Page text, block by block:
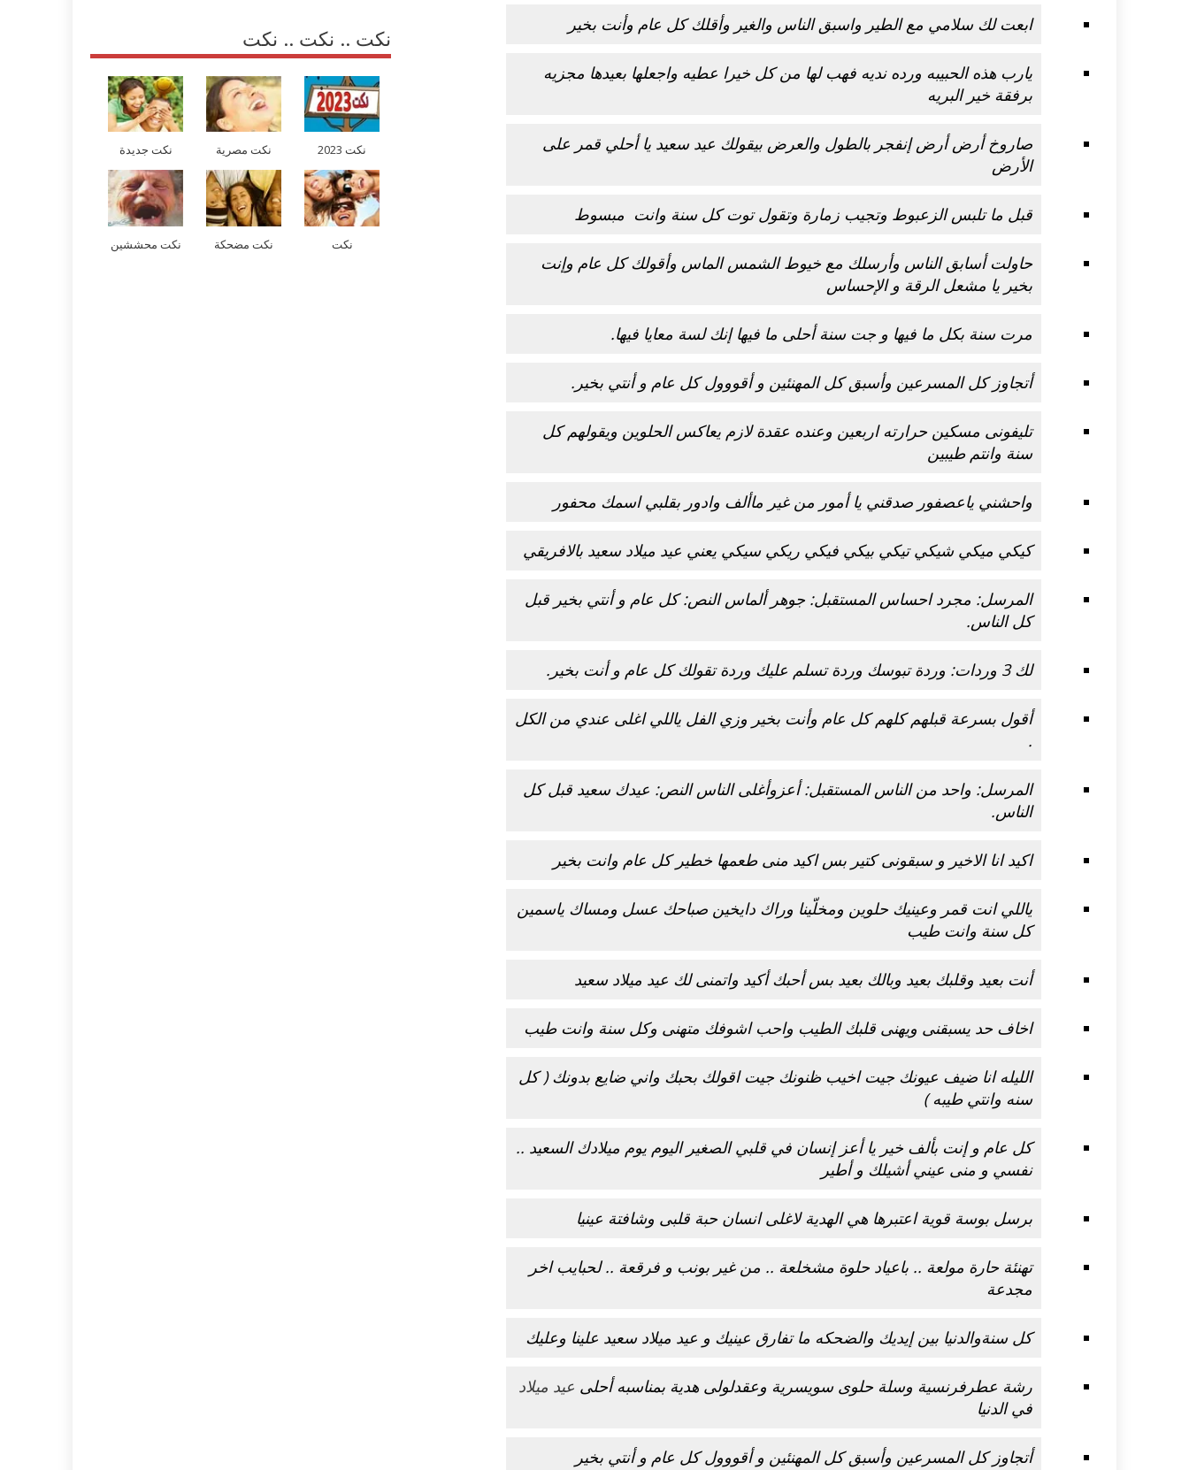
ابعت لك سلامي مع الطير واسبق الناس والغير وأقلك كل عام وأنت بخير
يارب هذه الحبيبه ورده نديه فهب لها من كل خيرا عطيه واجعلها بعيدها مجزيه
برفقة خير البريه
صاروخ أرض أرض إنفجر بالطول والعرض بيقولك عيد سعيد يا أحلي قمر على
الأرض
قبل ما تلبس الزعبوط وتجيب زمارة وتقول توت كل سنة وانت مبسوط
حاولت أسابق الناس وأرسلك مع خيوط الشمس الماس وأقولك كل عام وإنت
بخير يا مشعل الرقة و الإحساس
مرت سنة بكل ما فيها و جت سنة أحلى ما فيها إنك لسة معايا فيها.
أتجاوز كل المسرعين وأسبق كل المهنئين و أقووول كل عام و أنتي بخير.
تليفونى مسكين حرارته اربعين وعنده عقدة لازم يعاكس الحلوين ويقولهم كل
سنة وانتم طيبين
واحشني ياعصفور صدقني يا أمور من غير ماألف وادور بقلبي اسمك محفور
كيكي ميكي شيكي تيكي بيكي فيكي ريكي سيكي يعني عيد ميلاد سعيد بالافريقي
المرسل: مجرد احساس المستقبل: جوهر ألماس النص: كل عام و أنتي بخير قبل
كل الناس.
لك 3 وردات: وردة تبوسك وردة تسلم عليك وردة تقولك كل عام و أنت بخير.
أقول بسرعة قبلهم كلهم كل عام وأنت بخير وزي الفل ياللي اغلى عندي من الكل
.
المرسل: واحد من الناس المستقبل: أعزوأغلى الناس النص: عيدك سعيد قبل كل
الناس.
اكيد انا الاخير و سبقونى كتير بس اكيد منى طعمها خطير كل عام وانت بخير
ياللي انت قمر وعينيك حلوين ومخلّينا وراك دايخين صباحك عسل ومساك ياسمين
كل سنة وانت طيب
أنت بعيد وقلبك بعيد وبالك بعيد بس أحبك أكيد واتمنى لك عيد ميلاد سعيد
اخاف حد يسبقنى ويهنى قلبك الطيب واحب اشوفك متهنى وكل سنة وانت طيب
الليله انا ضيف عيونك جيت اخيب ظنونك جيت اقولك بحبك واني ضايع بدونك ( كل
سنه وانتي طيبه )
كل عام و إنت بألف خير يا أعز إنسان في قلبي الصغير اليوم يوم ميلادك السعيد ..
نفسي و منى عيني أشيلك و أطير
برسل بوسة قوية اعتبرها هي الهدية لاغلى انسان حبة قلبى وشافتة عينيا
تهنئة حارة مولعة .. باعياد حلوة مشخلعة .. من غير بونب و فرقعة .. لحبايب اخر
مجدعة
كل سنةوالدنيا بين إيديك والضحكه ما تفارق عينيك و عيد ميلاد سعيد علينا وعليك
رشة عطرفرنسية وسلة حلوى سويسرية وعقدلولى هدية بمناسبه أحلى عيد ميلاد
في الدنيا
أتجاوز كل المسرعين وأسبق كل المهنئين و أقووول كل عام و أنتي بخير
نكت .. نكت .. نكت
نكت 2023 نكت مصرية نكت جديدة
نكت نكت مضحكة نكت محششين